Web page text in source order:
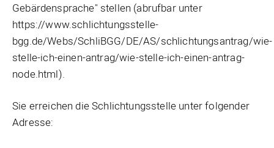
Gebärdensprache" stellen (abrufbar unter
https://www.schlichtungsstelle-
bgg.de/Webs/SchliBGG/DE/AS/schlichtungsantrag/wie-
stelle-ich-einen-antrag/wie-stelle-ich-einen-antrag-
node.html).
Sie erreichen die Schlichtungsstelle unter folgender
Adresse: